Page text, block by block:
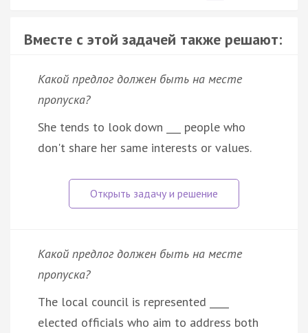
Вместе с этой задачей также решают:
Какой предлог должен быть на месте
пропуска?
She tends to look down ___ people who
don't share her same interests or values.
Какой предлог должен быть на месте
пропуска?
The local council is represented ____
elected officials who aim to address both